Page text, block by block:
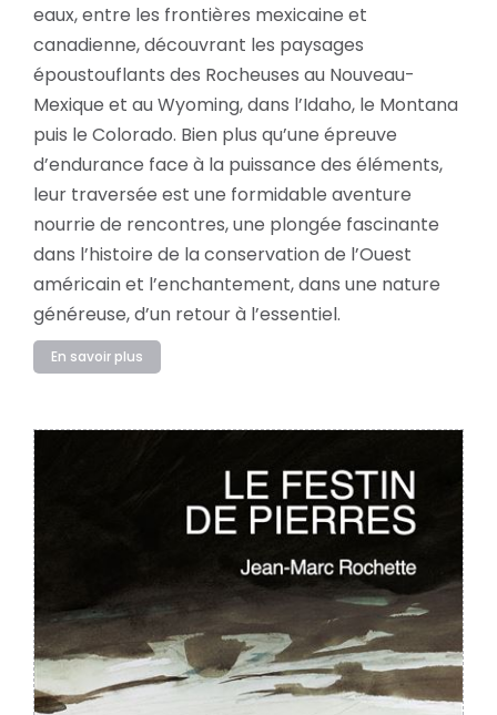
eaux, entre les frontières mexicaine et
canadienne, découvrant les paysages
époustouflants des Rocheuses au Nouveau-
Mexique et au Wyoming, dans l’Idaho, le Montana
puis le Colorado. Bien plus qu’une épreuve
d’endurance face à la puissance des éléments,
leur traversée est une formidable aventure
nourrie de rencontres, une plongée fascinante
dans l’histoire de la conservation de l’Ouest
américain et l’enchantement, dans une nature
généreuse, d’un retour à l’essentiel.
En savoir plus